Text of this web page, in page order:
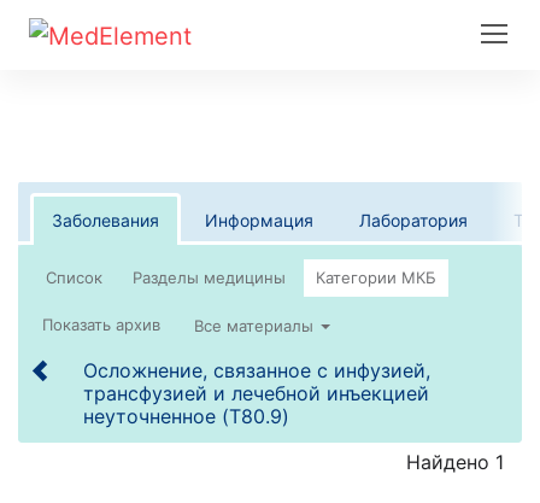
Заболевания Информация Лаборатория
Список
Все материалы
Осложнение, связанное с инфузией,
трансфузией и лечебной инъекцией
неуточненное (T80.9)
Найдено 1